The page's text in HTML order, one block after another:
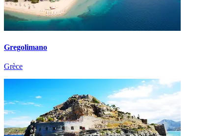
Gregolimano
Grèce